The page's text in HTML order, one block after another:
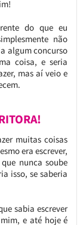
do que eu
não
algum concurso
coisa, e seria
mas aí veio e
muitas coisas
era escrever,
nunca soube
isso, se saberia
sabia escrever
e até hoje é